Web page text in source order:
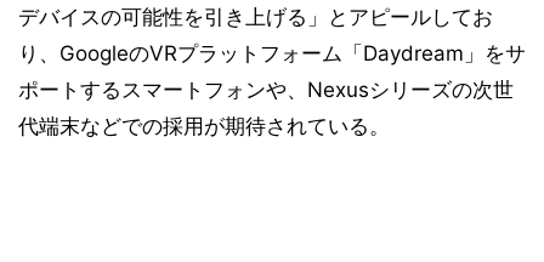
デバイスの可能性を引き上げる」とアピールしてお
り、GoogleのVRプラットフォーム「Daydream」をサ
ポートするスマートフォンや、Nexusシリーズの次世
代端末などでの採用が期待されている。